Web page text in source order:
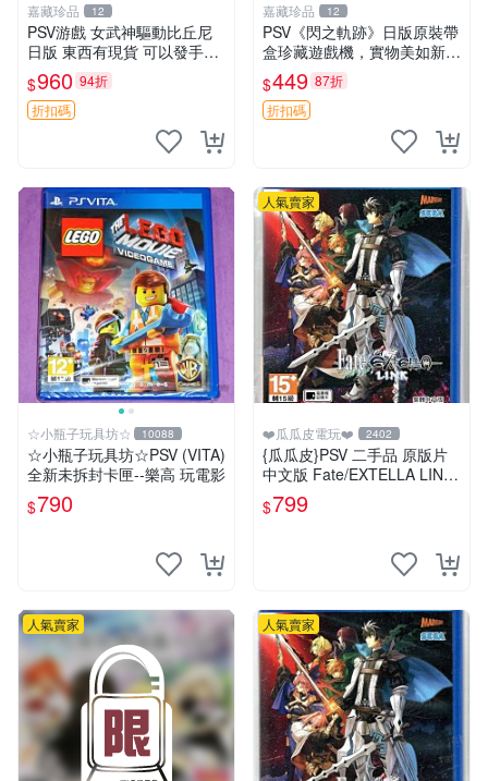
嘉藏珍品 12
PSV游戲 女武神驅動比丘尼
日版 東西有現貨 可以發手物
品 無質量問題售不退不換
$960 94折
折扣碼
嘉藏珍品 12
PSV《閃之軌跡》日版原裝帶
盒珍藏遊戲機，實物美如新，
嚴選推薦 閃之軌跡 日版 PSV
原裝帶盒
$449 87折
折扣碼
☆小瓶子玩具坊☆ 10088
☆小瓶子玩具坊☆PSV (VITA)
全新未拆封卡匣--樂高 玩電影
$790
人氣賣家
❤️瓜瓜皮電玩❤️ 2402
{瓜瓜皮}PSV 二手品 原版片
中文版 Fate/EXTELLA LINK
(遊戲都有回收)
$799
人氣賣家 人氣賣家